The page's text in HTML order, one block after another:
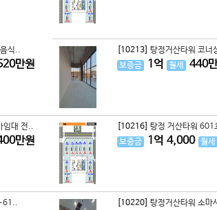
식..
만원
[10213] 탕정거산타워 코너
보증금
1억 월세 440
임대 전..
만원
[10216] 탕정 거산타워
보증금
1억 4,000 월세
[10220] 탕정거산타워 소마